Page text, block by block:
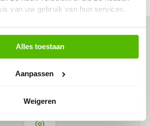
van uw gebruik van hun services.
Alles toestaan
Aanpassen
Weigeren
in de buurt
in het hele land,
buurt.